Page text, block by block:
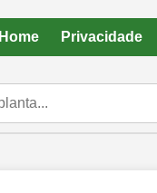
Home Privacidade